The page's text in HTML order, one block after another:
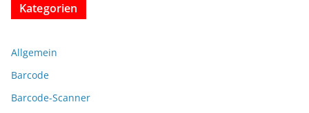
Kategorien
Allgemein
Barcode
Barcode-Scanner